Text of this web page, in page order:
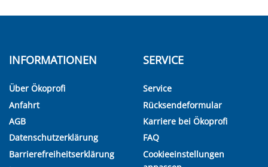
INFORMATIONEN
Über Ökoprofi
Anfahrt
AGB
Datenschutzerklärung
Barrierefreiheitserklärung
SERVICE
Service
Rücksendeformular
Karriere bei Ökoprofi
FAQ
Cookieeinstellungen